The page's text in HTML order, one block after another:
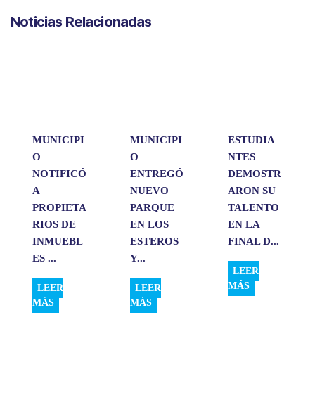
t
e
k
i
p
Noticias Relacionadas
MUNICIPI
O
NOTIFICÓ
A
PROPIETA
RIOS DE
INMUEBL
ES ...
LEER
MÁS
MUNICIPI
O
ENTREGÓ
NUEVO
PARQUE
EN LOS
ESTEROS
Y...
LEER
MÁS
ESTUDIA
NTES
DEMOSTR
ARON SU
TALENTO
EN LA
FINAL D...
LEER
MÁS